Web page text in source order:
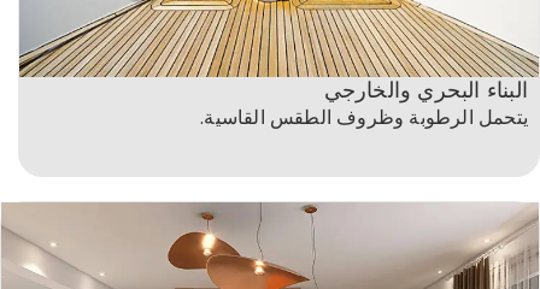
البناء البحري والخارجي
يتحمل الرطوبة وظروف الطقس القاسية.